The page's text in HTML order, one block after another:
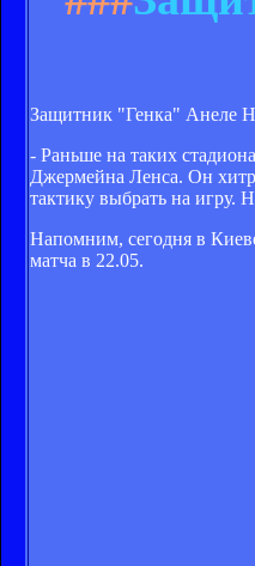
Защитник "Генка" Анеле
- Раньше на таких
Джермейна Ленса. Он
тактику выбрать на игру.
Напомним, сегодня в
матча в 22.05.